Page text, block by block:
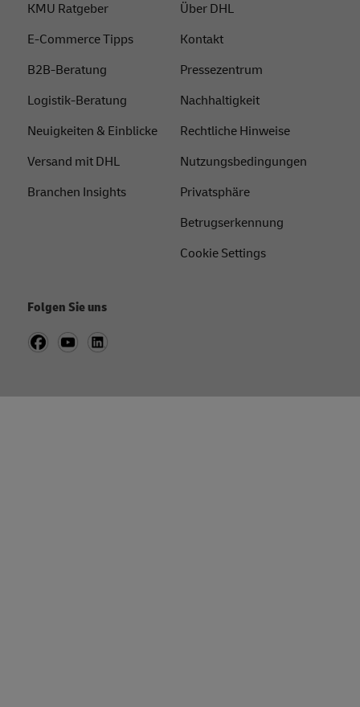
KMU Ratgeber
E-Commerce Tipps
B2B-Beratung
Logistik-Beratung
Neuigkeiten & Einblicke
Versand mit DHL
Branchen Insights
Über DHL
Kontakt
Pressezentrum
Nachhaltigkeit
Rechtliche Hinweise
Nutzungsbedingungen
Privatsphäre
Betrugserkennung
Cookie Settings
Folgen Sie uns